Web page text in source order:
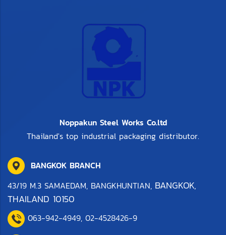
Noppakun Steel Works Co.ltd
Thailand's top industrial packaging distributor.
BANGKOK BRANCH
43/19 M.3 SAMAEDAM, BANGKHUNTIAN, BANGKOK,
THAILAND 10150
063-942-4949, 02-4528426-9